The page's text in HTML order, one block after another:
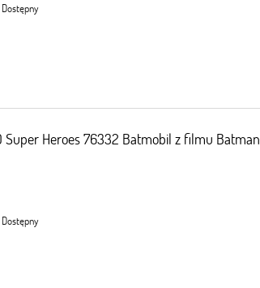
Dostępny
Super Heroes 76332 Batmobil z filmu Batman
Dostępny